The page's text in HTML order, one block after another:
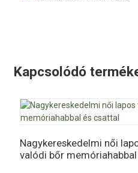
Kapcsolódó
Nagykereskedelmi női
valódi bőr